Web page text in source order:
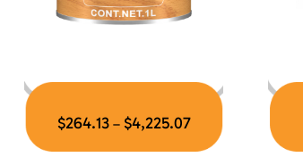
$264.13– $4,225.07